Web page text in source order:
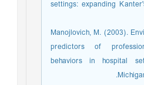
settings: expanding
Manojlovich, M. (2003).
predictors of
behaviors in hospital